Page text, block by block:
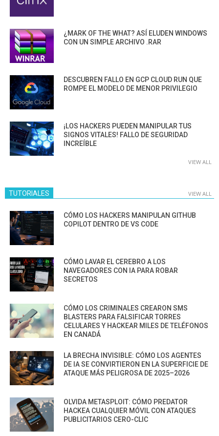
¿MARK OF THE WHAT? ASÍ ELUDEN WINDOWS
CON UN SIMPLE ARCHIVO .RAR
DESCUBREN FALLO EN GCP CLOUD RUN QUE
ROMPE EL MODELO DE MENOR PRIVILEGIO
¡LOS HACKERS PUEDEN MANIPULAR TUS
SIGNOS VITALES! FALLO DE SEGURIDAD
INCREÍBLE
VIEW ALL
TUTORIALES VIEW ALL
CÓMO LOS HACKERS MANIPULAN GITHUB
COPILOT DENTRO DE VS CODE
CÓMO LAVAR EL CEREBRO A LOS
NAVEGADORES CON IA PARA ROBAR
SECRETOS
CÓMO LOS CRIMINALES CREARON SMS
BLASTERS PARA FALSIFICAR TORRES
CELULARES Y HACKEAR MILES DE TELÉFONOS
EN CANADÁ
LA BRECHA INVISIBLE: CÓMO LOS AGENTES
DE IA SE CONVIRTIERON EN LA SUPERFICIE DE
ATAQUE MÁS PELIGROSA DE 2025–2026
OLVIDA METASPLOIT: CÓMO PREDATOR
HACKEA CUALQUIER MÓVIL CON ATAQUES
PUBLICITARIOS CERO-CLIC